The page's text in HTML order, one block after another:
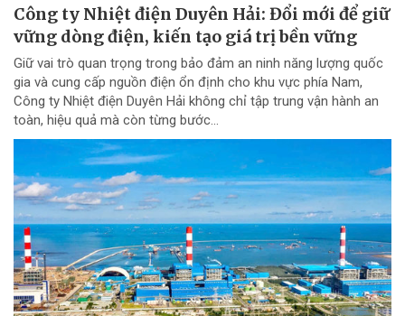
Công ty Nhiệt điện Duyên Hải: Đổi mới để giữ
vững dòng điện, kiến tạo giá trị bền vững
Giữ vai trò quan trọng trong bảo đảm an ninh năng lượng quốc
gia và cung cấp nguồn điện ổn định cho khu vực phía Nam,
Công ty Nhiệt điện Duyên Hải không chỉ tập trung vận hành an
toàn, hiệu quả mà còn từng bước...